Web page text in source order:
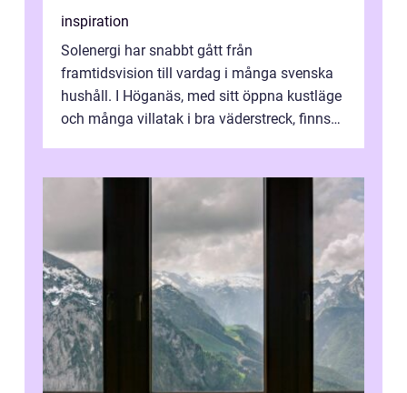
inspiration
Solenergi har snabbt gått från
framtidsvision till vardag i många svenska
hushåll. I Höganäs, med sitt öppna kustläge
och många villatak i bra väderstreck, finns